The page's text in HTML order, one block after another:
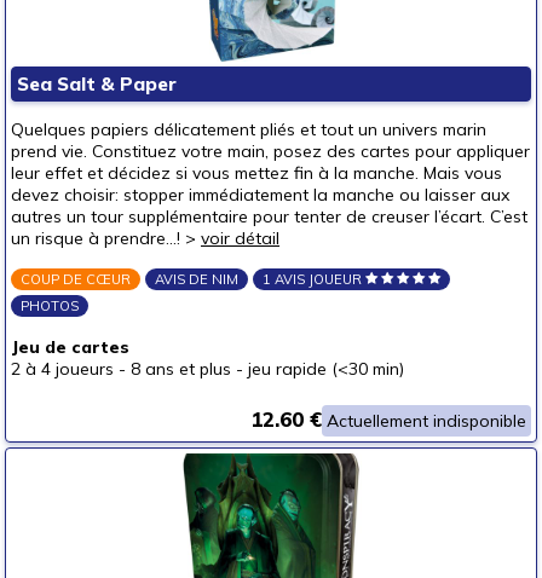
Puzzles & casse-têtes
un bébé (0-3 ans)
un p'tit bout (3-6 ans)
un junior (6-8 ans)
(3)
un ado (12-16 ans)
Prix
(13)
Sea Salt & Paper
Quelques papiers délicatement pliés et tout un univers marin
prend vie. Constituez votre main, posez des cartes pour appliquer
leur effet et décidez si vous mettez fin à la manche. Mais vous
devez choisir: stopper immédiatement la manche ou laisser aux
autres un tour supplémentaire pour tenter de creuser l’écart. C’est
un risque à prendre...! > voir détail
COUP DE CŒUR AVIS DE NIM
1 AVIS JOUEUR
PHOTOS
Jeu de cartes
2 à 4 joueurs - 8 ans et plus - jeu rapide (<30 min)
Actuellement indisponible
12.60 €